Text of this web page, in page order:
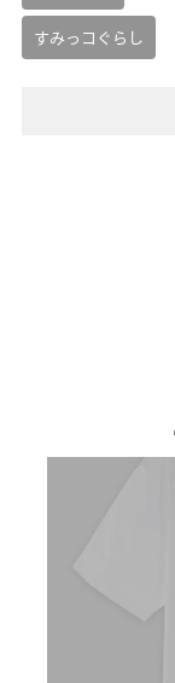
すみっコぐらし